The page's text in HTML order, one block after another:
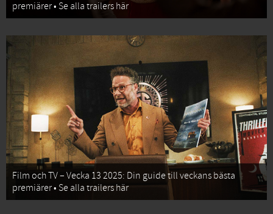
premiärer • Se alla trailers här
Film och TV – Vecka 13 2025: Din guide till veckans bästa
premiärer • Se alla trailers här